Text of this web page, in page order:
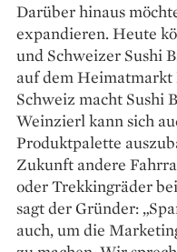
Darüber hinaus
expandieren. Heute
und Schweizer Sushi
auf dem
Schweiz macht Sushi
Weinzierl kann sich
Produkt­palette
Zukunft andere
oder Trekkingräder
sagt der Gründer:
auch, um die